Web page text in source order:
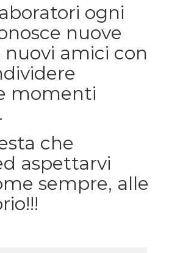
ogni
nuove
nuovi amici con
momenti
che
aspettarvi
sempre, alle